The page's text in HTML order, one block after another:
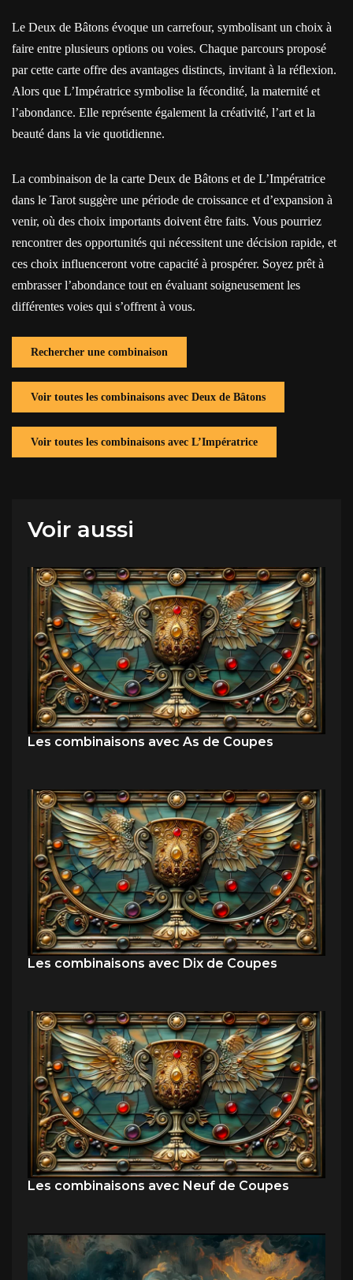
Le Deux de Bâtons évoque un carrefour, symbolisant un choix à
faire entre plusieurs options ou voies. Chaque parcours proposé
par cette carte offre des avantages distincts, invitant à la réflexion.
Alors que L’Impératrice symbolise la fécondité, la maternité et
l’abondance. Elle représente également la créativité, l’art et la
beauté dans la vie quotidienne.
La combinaison de la carte Deux de Bâtons et de L’Impératrice
dans le Tarot suggère une période de croissance et d’expansion à
venir, où des choix importants doivent être faits. Vous pourriez
rencontrer des opportunités qui nécessitent une décision rapide, et
ces choix influenceront votre capacité à prospérer. Soyez prêt à
embrasser l’abondance tout en évaluant soigneusement les
différentes voies qui s’offrent à vous.
Rechercher une combinaison
Voir toutes les combinaisons avec Deux de Bâtons
Voir toutes les combinaisons avec L’Impératrice
Voir aussi
Les combinaisons avec As de Coupes
Les combinaisons avec Dix de Coupes
Les combinaisons avec Neuf de Coupes